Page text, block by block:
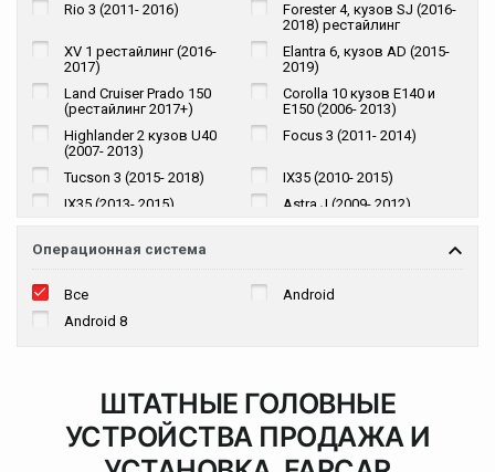
Zotye
Rio 3 (2011- 2016)
Forester 4, кузов SJ (2016-
2018) рестайлинг
XV 1 рестайлинг (2016-
2017)
Elantra 6, кузов AD (2015-
2019)
Land Cruiser Prado 150
(рестайлинг 2017+)
Corolla 10 кузов E140 и
E150 (2006- 2013)
Highlander 2 кузов U40
(2007- 2013)
Focus 3 (2011- 2014)
Tucson 3 (2015- 2018)
IX35 (2010- 2015)
IX35 (2013- 2015)
Astra J (2009- 2012)
Tucson 3 рестайлинг
(IX35) (2017-н.в.)
Tiguan 1 (2011- 2016)
рестайлинг
Tiguan 2 (2016+)
RAV-4 (2013- 2019)
3-я серия, кузов E91
(2005- 2010)
3-я серия, кузов E91
(2008- 2013) рестайлинг
3-я серия, кузов E92
3-я серия, кузов E93
Операционная система
Все
Android
Android 8
ШТАТНЫЕ ГОЛОВНЫЕ
УСТРОЙСТВА ПРОДАЖА И